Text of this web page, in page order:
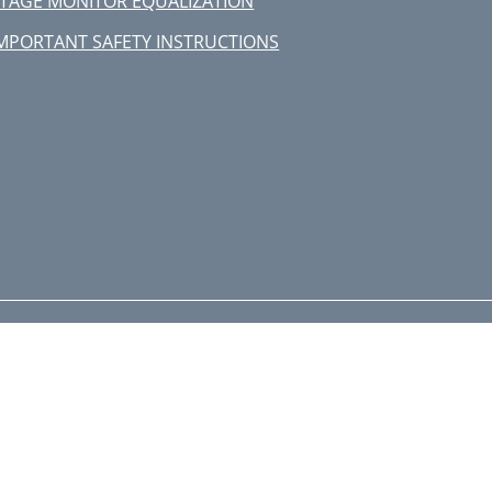
SAFETY INSTRUCTIONS